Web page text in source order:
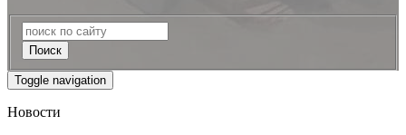
Поиск
Toggle navigation
Новости